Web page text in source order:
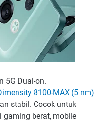
5G Dual-on.
8100-MAX (5 nm)
stabil. Cocok untuk
gaming berat, mobile